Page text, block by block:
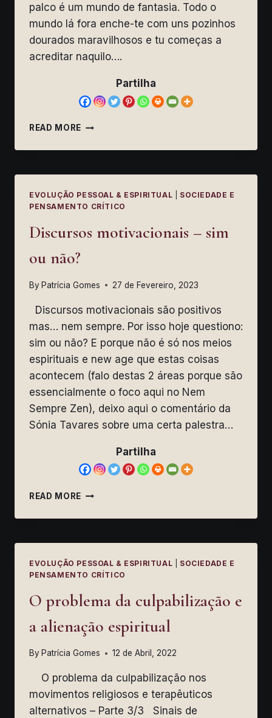
palco é um mundo de fantasia. Todo o
mundo lá fora enche-te com uns pozinhos
dourados maravilhosos e tu começas a
acreditar naquilo….
Partilha
READ MORE ESPIRITUALIDADE
REDES
EVOLUÇÃO PESSOAL & ESPIRITUAL
SOCIEDADE E
PENSAMENTO CRÍTICO
Discursos motivacionais – sim
ou não?
By Patrícia Gomes 27 de Fevereiro, 2023
Discursos motivacionais são positivos
mas… nem sempre. Por isso hoje questiono:
sim ou não? E porque não é só nos meios
espirituais e new age que estas coisas
acontecem (falo destas 2 áreas porque são
essencialmente o foco aqui no Nem
Sempre Zen), deixo aqui o comentário da
Sónia Tavares sobre uma certa palestra…
Partilha
READ MORE DISCURSOS
–
OU
EVOLUÇÃO PESSOAL & ESPIRITUAL
SOCIEDADE E
PENSAMENTO CRÍTICO
O problema da culpabilização e
a alienação espiritual
By Patrícia Gomes 12 de Abril, 2022
O problema da culpabilização nos
movimentos religiosos e terapêuticos
alternativos – Parte 3/3 Sinais de